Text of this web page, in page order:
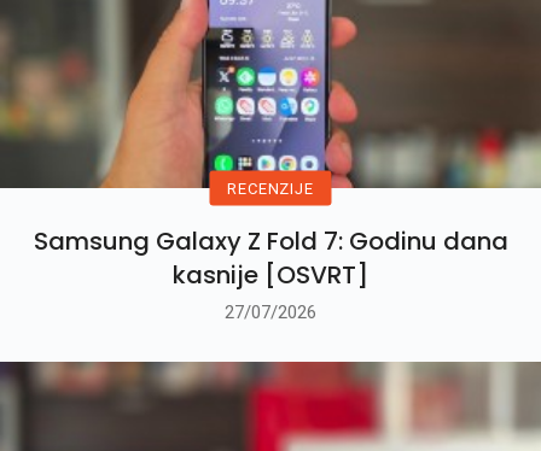
RECENZIJE
Samsung Galaxy Z Fold 7: Godinu dana
kasnije [OSVRT]
27/07/2026